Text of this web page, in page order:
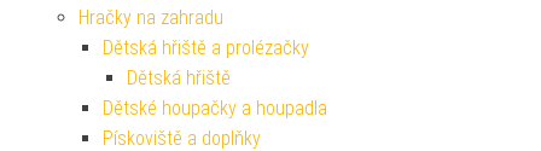
Hračky na zahradu
Dětská hřiště a prolézačky
Dětská hřiště
Dětské houpačky a houpadla
Pískoviště a doplňky